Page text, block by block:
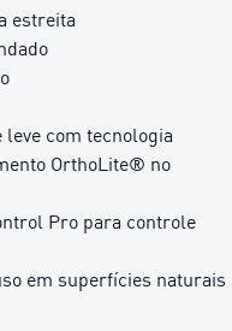
estreita
com tecnologia
OrthoLite® no
Pro para controle
em superfícies naturais